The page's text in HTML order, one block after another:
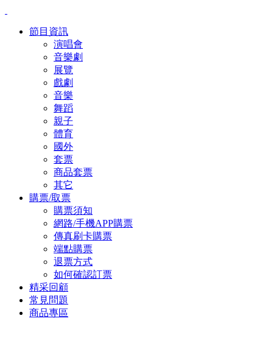
節目資訊
演唱會
音樂劇
展覽
戲劇
音樂
舞蹈
親子
體育
國外
套票
商品套票
其它
購票/取票
購票須知
網路/手機APP購票
傳真刷卡購票
端點購票
退票方式
如何確認訂票
精采回顧
常見問題
商品專區